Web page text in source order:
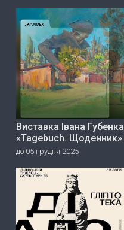
Виставка Івана Губенка
«Tagebuch. Щоденник»
до 05 грудня 2025